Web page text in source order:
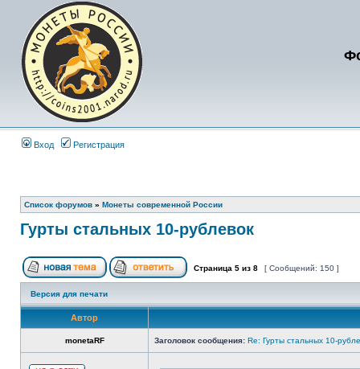
Вход Регистрация
Список форумов » Монеты современной России
Гурты стальных 10-рублевок
Страница 5 из 8 [ Сообщений: 150 ]
Версия для печати
Автор
monetaRF Заголовок сообщения: Re: Гурты стальных 10-